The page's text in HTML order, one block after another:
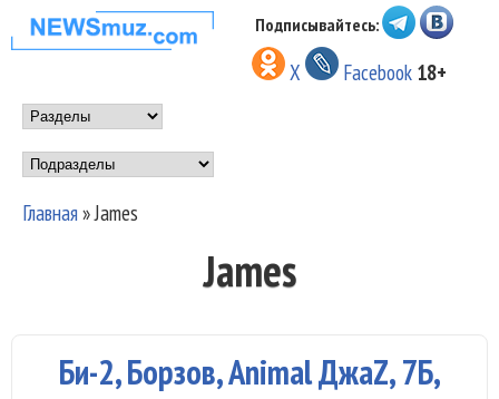
Перейти к основному
содержанию
НОВОСТИ
МУЗЫКИ И
ШОУ БИЗНЕСА
NEWSMUZ.COM
Подписывайтесь:
X Facebook 18+
Main menu
Подразделы
Главная»James
James
Би-2, Борзов, Animal ДжаZ, 7Б,